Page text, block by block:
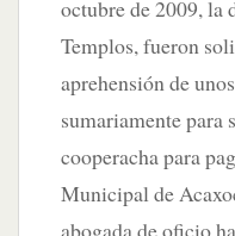
octubre de 2009, la
Templos, fueron
aprehensión de
sumariamente
cooperacha para
Municipal de
abogada de oficio